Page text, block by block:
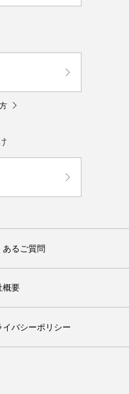
あるご質問
概要
イバシーポリシー